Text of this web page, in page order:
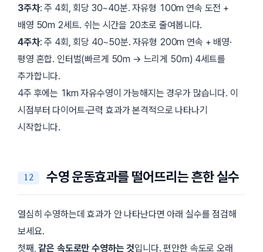
3주차: 주 4회, 회당 30~40분. 자유형 100m 연속 도전 +
배영 50m 2세트. 쉬는 시간을 20초로 줄여봅니다.
4주차: 주 4회, 회당 40~50분. 자유형 200m 연속 + 배영·
평영 혼합. 인터벌(빠르게 50m → 느리게 50m) 4세트를
추가합니다.
4주 후에는 1km 자유수영이 가능해지는 경우가 많습니다. 이
시점부터 다이어트·근력 효과가 본격적으로 나타나기
시작합니다.
수영 운동효과를 떨어뜨리는 흔한 실수
열심히 수영하는데 효과가 안 나타난다면 아래 실수를 점검해
보세요.
첫째,같은 속도로만 수영하는 것입니다. 편안한 속도로 오래